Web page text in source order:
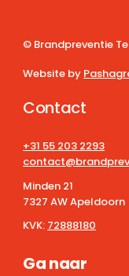
© Brandpreventie
Website by
Contact
+31 55 203 2293
Minden 21
7327 AW Apeldoorn
KVK: 72888180
Ga naar